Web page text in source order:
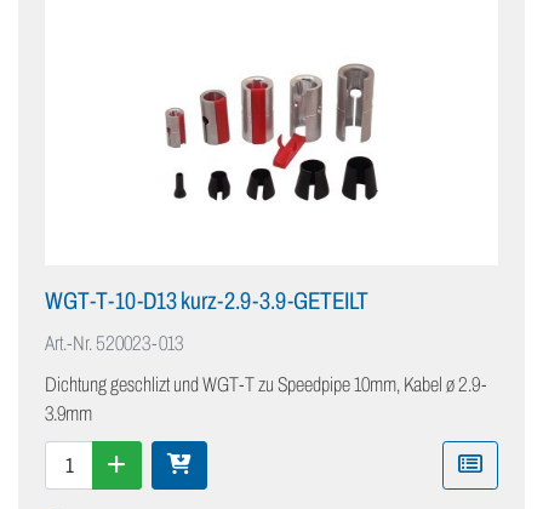
WGT-T-10-D13 kurz-2.9-3.9-GETEILT
Art.-Nr. 520023-013
Dichtung geschlizt und WGT-T zu Speedpipe 10mm, Kabel ø 2.9-
3.9mm